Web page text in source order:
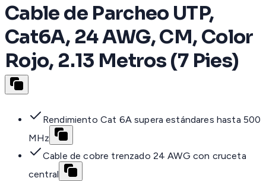
Cable de Parcheo UTP,
Cat6A, 24 AWG, CM, Color
Rojo, 2.13 Metros (7 Pies)
Rendimiento Cat 6A supera estándares hasta 500
MHz
Cable de cobre trenzado 24 AWG con cruceta
central